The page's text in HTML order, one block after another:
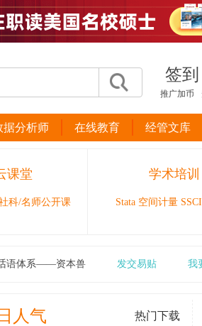
签到
推广加币
据分析师 在线教育 经管文库
课堂
科/名师公开课
学术培训
Stata 空间计量
语体系——资本兽 发交易贴 我
人气 热门下载